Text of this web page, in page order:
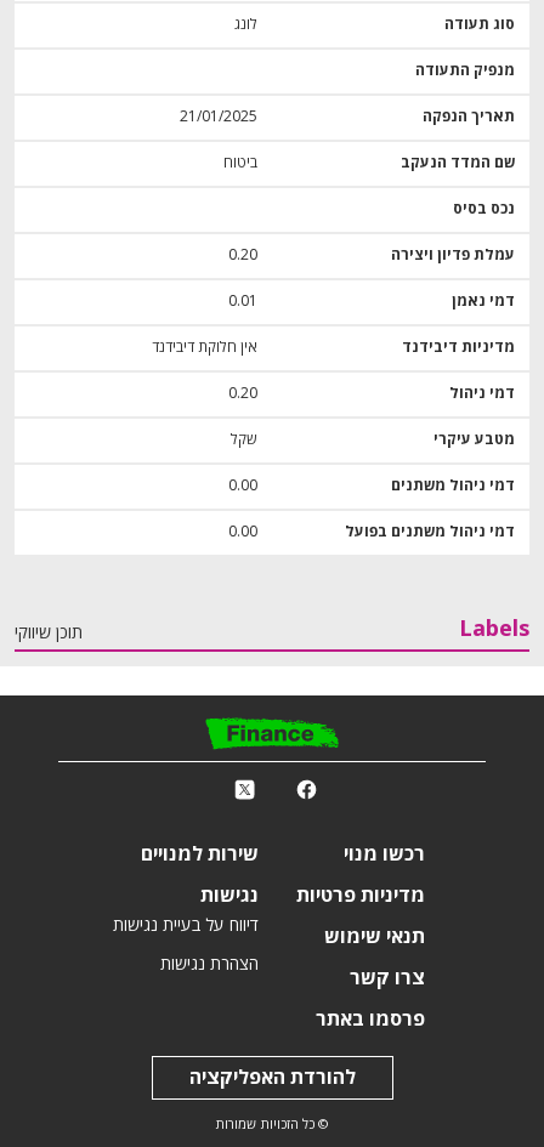
סוג תעודה לונג
מנפיק התעודה
תאריך הנפקה 21/01/2025
שם המדד הנעקב ביטוח
נכס בסיס
עמלת פדיון ויצירה 0.20
דמי נאמן 0.01
מדיניות דיבידנד אין חלוקת דיבידנד
דמי ניהול 0.20
מטבע עיקרי שקל
דמי ניהול משתנים 0.00
דמי ניהול משתנים בפועל 0.00
Labels תוכן שיווקי
רכשו מנוי
מדיניות פרטיות
תנאי שימוש
צרו קשר
פרסמו באתר
שירות למנויים
נגישות
דיווח על בעיית נגישות
הצהרת נגישות
להורדת האפליקציה
© כל הזכויות שמורות